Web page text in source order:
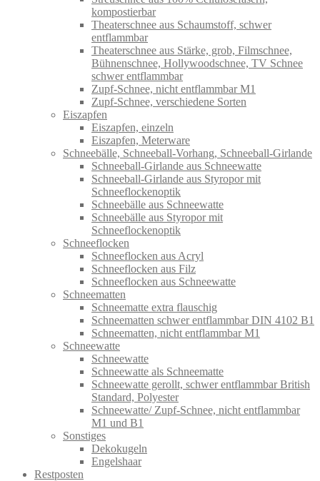
kompostierbar
Theaterschnee aus Schaumstoff, schwer
entflammbar
Theaterschnee aus Stärke, grob, Filmschnee,
Bühnenschnee, Hollywoodschnee, TV Schnee
schwer entflammbar
Zupf-Schnee, nicht entflammbar M1
Zupf-Schnee, verschiedene Sorten
Eiszapfen
Eiszapfen, einzeln
Eiszapfen, Meterware
Schneebälle, Schneeball-Vorhang, Schneeball-Girlande
Schneeball-Girlande aus Schneewatte
Schneeball-Girlande aus Styropor mit
Schneeflockenoptik
Schneebälle aus Schneewatte
Schneebälle aus Styropor mit
Schneeflockenoptik
Schneeflocken
Schneeflocken aus Acryl
Schneeflocken aus Filz
Schneeflocken aus Schneewatte
Schneematten
Schneematte extra flauschig
Schneematten schwer entflammbar DIN 4102 B1
Schneematten, nicht entflammbar M1
Schneewatte
Schneewatte
Schneewatte als Schneematte
Schneewatte gerollt, schwer entflammbar British
Standard, Polyester
Schneewatte/ Zupf-Schnee, nicht entflammbar
M1 und B1
Sonstiges
Dekokugeln
Engelshaar
Restposten